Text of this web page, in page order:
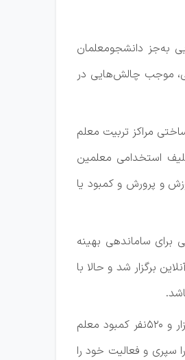
به‌جز دانشجومعلمان
موجب چالش‌هایی در
مراکز تربیت معلم
استخدامی معلمین
و پرورش و کمبود یا
تحصیلی ۱۴۰۰-۱۳۹۹ بررسی و راهکارهای سیاستی برای ساماندهی بهینه
طی ۲.۵سال اخیر به‌صورت غیرحضوری و آنلاین برگزار شد و حالا با
آمارهای ارائه شده از سوی مرکز پژوهش‌های مجلس نشان می‌دهد که سال گذشته در مقطع ابتدایی ۱۶۱هزار و ۴۸۲نفر و در مقطع متوسطه اول ۳۹هزار و ۵۲۰نفر کمبود معلم
شده‌اند که دوره‌های مهارت‌آموزی را سپری و فعالیت خود را